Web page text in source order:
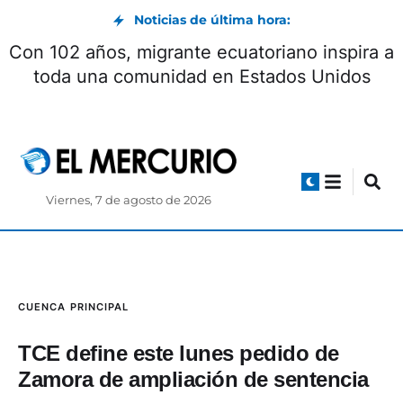
Noticias de última hora:
Milei concluyó con la firma de
seis acuerdos
Con 102
toda
Viernes, 7 de agosto de 2026
CUENCA PRINCIPAL
TCE define este lunes pedido de
Zamora de ampliación de sentencia